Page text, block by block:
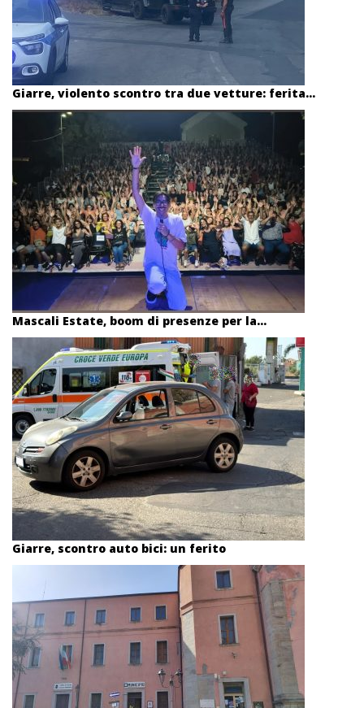
Giarre, violento scontro tra due vetture: ferita...
Mascali Estate, boom di presenze per la...
Giarre, scontro auto bici: un ferito